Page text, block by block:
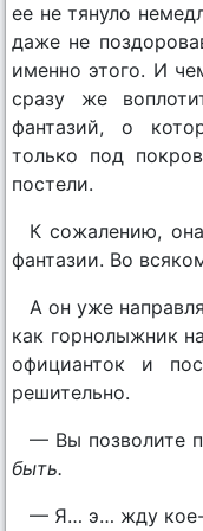
ее не тянуло
даже не
именно этого. И
сразу же
фантазий, о
только под
постели.
К сожалению,
фантазии. Во
А он уже
как горнолыжник
официанток и
решительно.
— Вы позволите
быть.
— Я… э… жду кое-